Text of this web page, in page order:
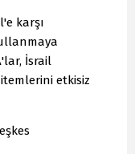
karşı
İsrail
etkisiz